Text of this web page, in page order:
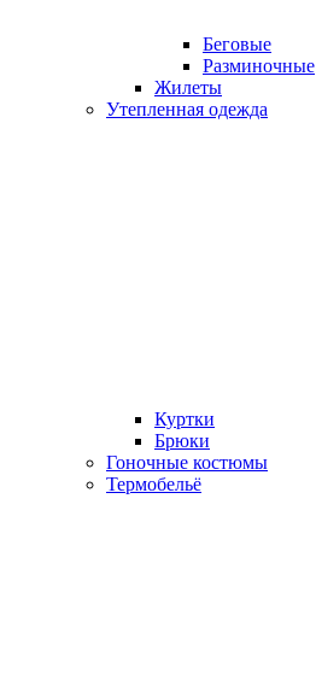
Беговые
Разминочные
Жилеты
Утепленная одежда
Куртки
Брюки
Гоночные костюмы
Термобельё